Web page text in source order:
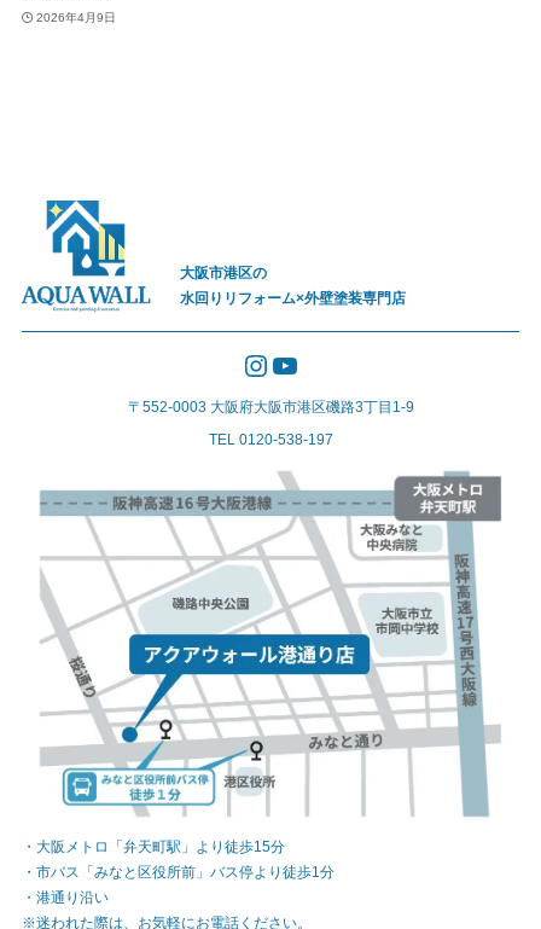
2026年4月9日
大阪市港区の
水回りリフォーム×外壁塗装専門店
Instagram
YouTube
〒552-0003 大阪府大阪市港区磯路3丁目1-9
TEL 0120-538-197
・大阪メトロ「弁天町駅」より徒歩15分
・市バス「みなと区役所前」バス停より徒歩1分
・港通り沿い
※迷われた際は、お気軽にお電話ください。